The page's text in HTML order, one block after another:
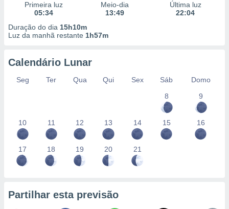
Primeira luz
05:34
Meio-dia
13:49
Última luz
22:04
Duração do dia 15h10m
Luz da manhã restante 1h57m
Calendário Lunar
Seg Ter Qua Qui Sex Sáb
Domo
8
9
10 11 12 13 14 15 16
17 18 19 20 21
Partilhar esta previsão